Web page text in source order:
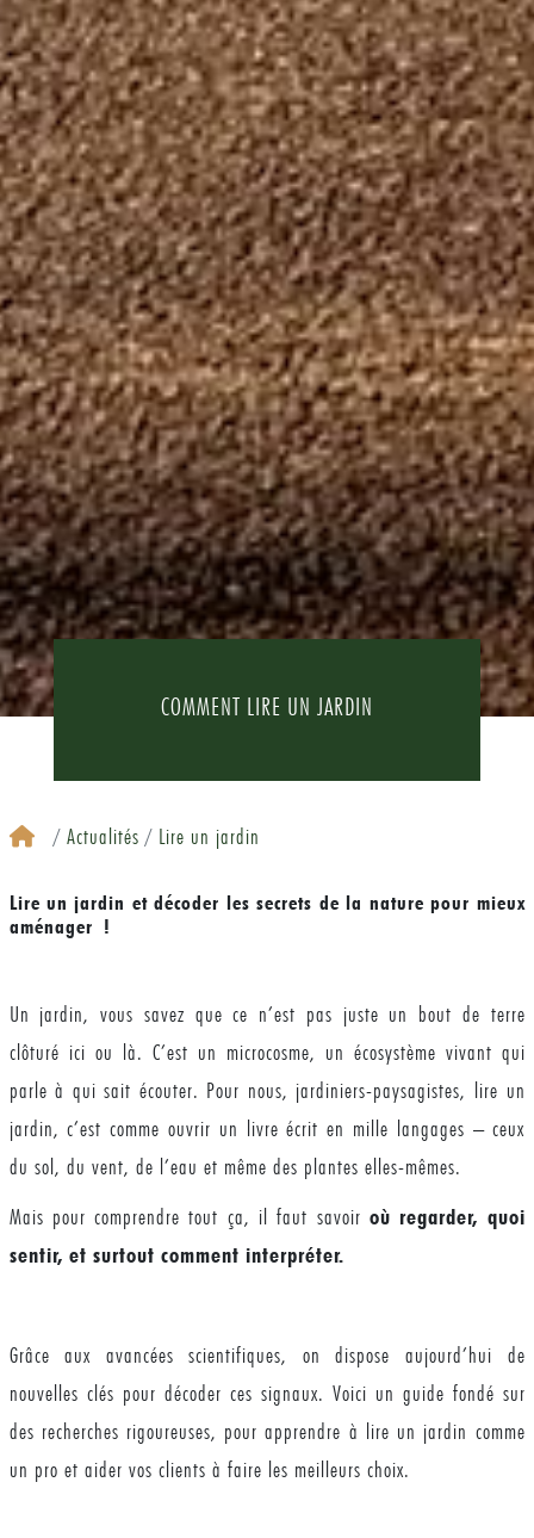
COMMENT LIRE UN JARDIN
Actualités Lire un jardin
Lire un jardin et décoder les secrets de la nature pour mieux
aménager !
Un jardin, vous savez que ce n’est pas juste un bout de terre
clôturé ici ou là. C’est un microcosme, un écosystème vivant qui
parle à qui sait écouter. Pour nous, jardiniers-paysagistes, lire un
jardin, c’est comme ouvrir un livre écrit en mille langages – ceux
du sol, du vent, de l’eau et même des plantes elles-mêmes.
Mais pour comprendre tout ça, il faut savoir où regarder, quoi
sentir, et surtout comment interpréter.
Grâce aux avancées scientifiques, on dispose aujourd’hui de
nouvelles clés pour décoder ces signaux. Voici un guide fondé sur
des recherches rigoureuses, pour apprendre à lire un jardin comme
un pro et aider vos clients à faire les meilleurs choix.